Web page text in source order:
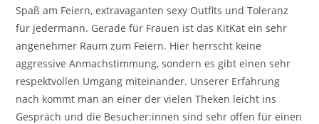
Spaß am Feiern, extravaganten sexy Outfits und Toleranz
für jedermann. Gerade für Frauen ist das KitKat ein sehr
angenehmer Raum zum Feiern. Hier herrscht keine
aggressive Anmachstimmung, sondern es gibt einen sehr
respektvollen Umgang miteinander. Unserer Erfahrung
nach kommt man an einer der vielen Theken leicht ins
Gespräch und die Besucher:innen sind sehr offen für einen